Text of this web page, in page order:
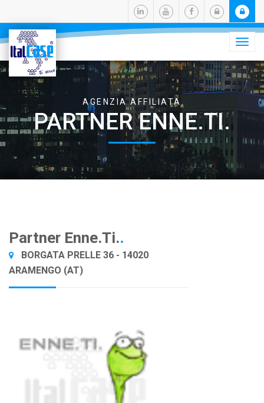
AGENZIA AFFILIATA
PARTNER ENNE.TI.
Partner Enne.Ti..
BORGATA PRELLE 36 - 14020
ARAMENGO (AT)